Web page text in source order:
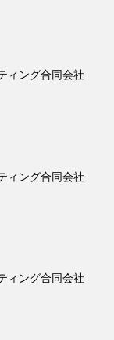
ィング合同会社
ィング合同会社
ィング合同会社